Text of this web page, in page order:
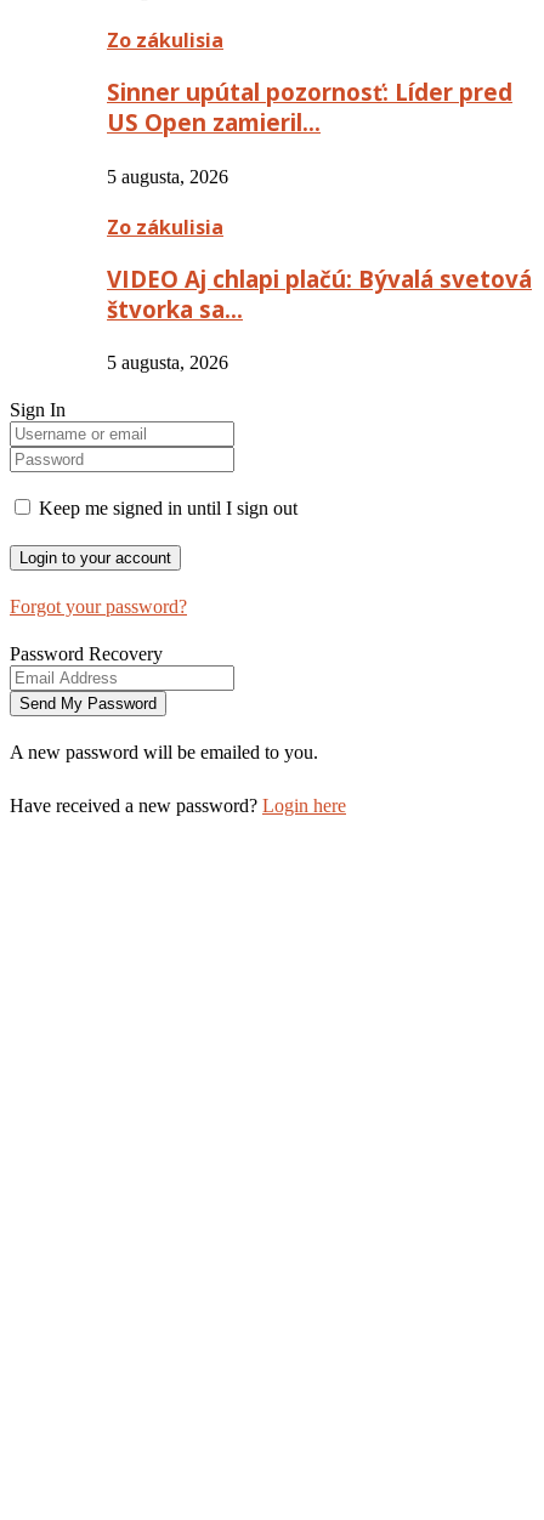
Zo zákulisia
Sinner upútal pozornosť: Líder pred
US Open zamieril…
5 augusta, 2026
Zo zákulisia
VIDEO Aj chlapi plačú: Bývalá svetová
štvorka sa…
5 augusta, 2026
Sign In
Keep me signed in until I sign out
Forgot your password?
Password Recovery
A new password will be emailed to you.
Have received a new password? Login here